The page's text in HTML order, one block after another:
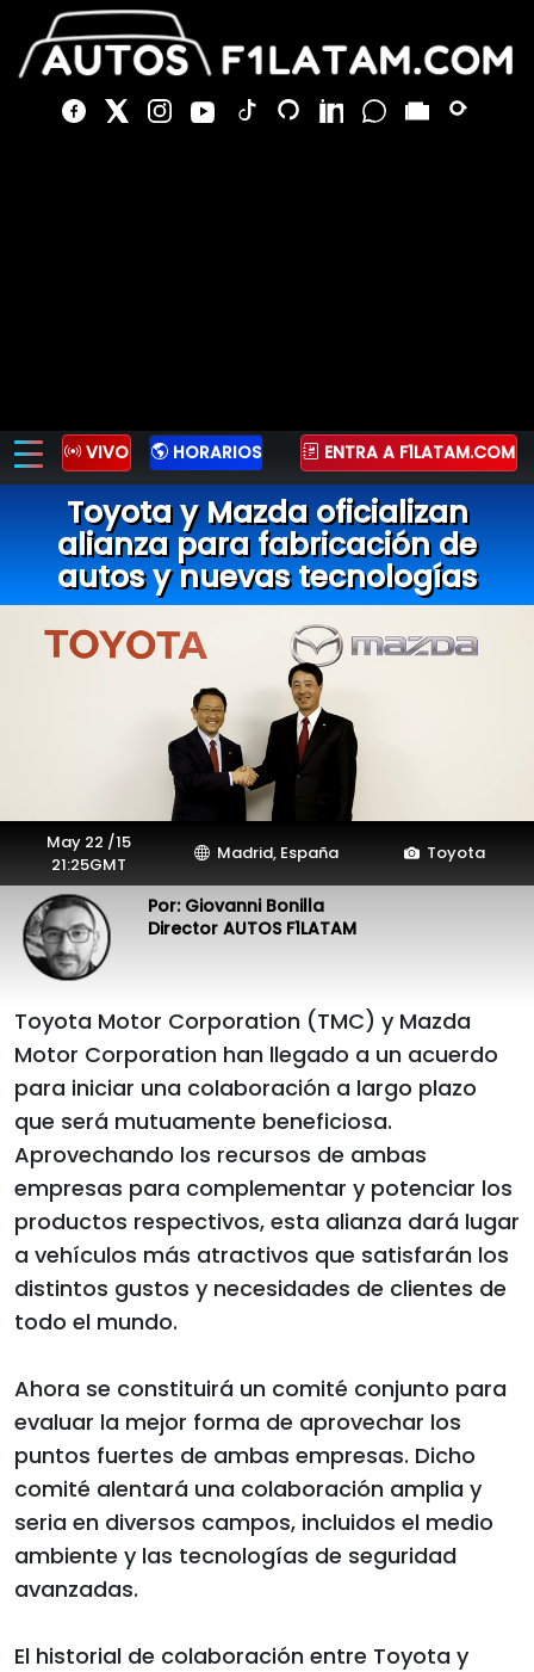
VIVO HORARIOS ENTRA A F1LATAM.COM
Toyota y Mazda oficializan
alianza para fabricación de
autos y nuevas tecnologías
May 22 /15
21:25GMT
Madrid, España Toyota
Por: Giovanni Bonilla
Director AUTOS F1LATAM
Toyota Motor Corporation (TMC) y Mazda
Motor Corporation han llegado a un acuerdo
para iniciar una colaboración a largo plazo
que será mutuamente beneficiosa.
Aprovechando los recursos de ambas
empresas para complementar y potenciar los
productos respectivos, esta alianza dará lugar
a vehículos más atractivos que satisfarán los
distintos gustos y necesidades de clientes de
todo el mundo.
Ahora se constituirá un comité conjunto para
evaluar la mejor forma de aprovechar los
puntos fuertes de ambas empresas. Dicho
comité alentará una colaboración amplia y
seria en diversos campos, incluidos el medio
ambiente y las tecnologías de seguridad
avanzadas.
El historial de colaboración entre Toyota y